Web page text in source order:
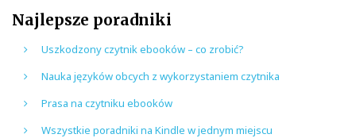
Najlepsze poradniki
Uszkodzony czytnik ebooków – co zrobić?
Nauka języków obcych z wykorzystaniem czytnika
Prasa na czytniku ebooków
Wszystkie poradniki na Kindle w jednym miejscu